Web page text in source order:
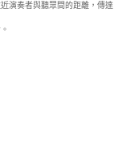
演奏者與聽眾間的距離，傳達